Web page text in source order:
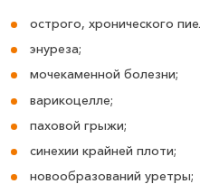
острого, хронического
энуреза;
мочекаменной болезни;
варикоцелле;
паховой грыжи;
синехии крайней плоти;
новообразований уретры;